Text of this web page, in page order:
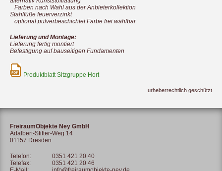
Farben nach Wahl aus der Anbieterkollektion
Stahlfüße feuerverzinkt
optional pulverbeschichtet Farbe frei wählbar
Lieferung und Montage:
Lieferung fertig montiert
Befestigung auf bauseitigen Fundamenten
Produktblatt Sitzgruppe Hort
urheberrechtlich geschützt
FreiraumObjekte Ney GmbH
Adalbert-Stifter-Weg 14
01157 Dresden
Telefon:
0351 421 20 40
Telefax:
0351 421 20 46